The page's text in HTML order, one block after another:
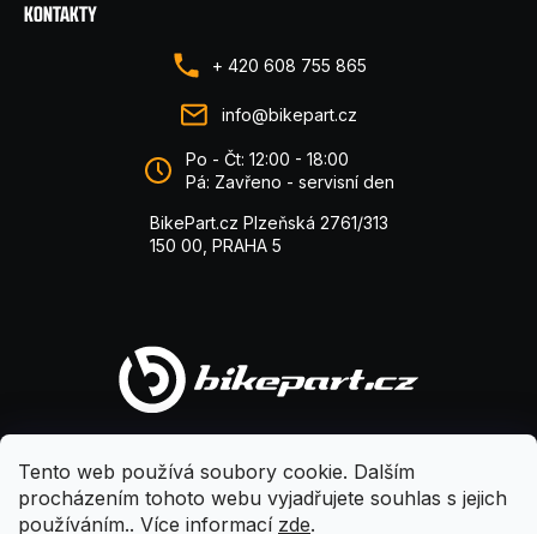
Tento web používá soubory cookie. Dalším
procházením tohoto webu vyjadřujete souhlas s jejich
používáním.. Více informací zde.
KONTAKTY
+ 420 608 755 865
info@bikepart.cz
Po - Čt: 12:00 - 18:00
Pá: Zavřeno - servisní den
BikePart.cz Plzeňská 2761/313
150 00, PRAHA 5